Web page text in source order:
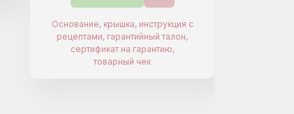
Основание, крышка, инструкция с
рецептами, гарантийный талон,
сертификат на гарантию,
товарный чек